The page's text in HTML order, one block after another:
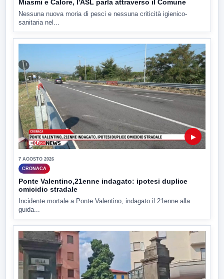
Miasmi e Calore, l'ASL parla attraverso il Comune
Nessuna nuova moria di pesci e nessuna criticità igienico-
sanitaria nel...
▶
7 AGOSTO 2026
CRONACA
Ponte Valentino,21enne indagato: ipotesi duplice
omicidio stradale
Incidente mortale a Ponte Valentino, indagato il 21enne alla
guida...